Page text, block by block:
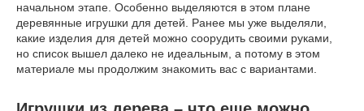
начальном этапе. Особенно выделяются в этом плане
деревянные игрушки для детей. Ранее мы уже выделяли,
какие изделия для детей можно соорудить своими руками,
но список вышел далеко не идеальным, а потому в этом
материале мы продолжим знакомить вас с вариантами.